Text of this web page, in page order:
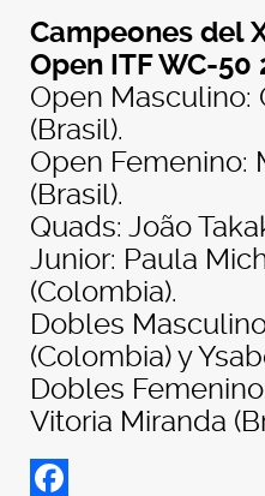
Campeones del
Open ITF WC-50
Open Masculino:
(Brasil).
Open Femenino:
(Brasil).
Quads: João
Junior: Paula
(Colombia).
Dobles
(Colombia) y
Dobles
Vitoria Miranda